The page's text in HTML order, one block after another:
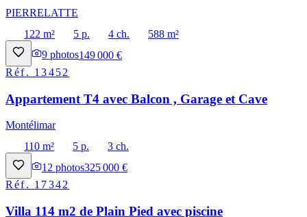
PIERRELATTE
122 m²
5 p. 4 ch.
588 m²
9 photos149 000 €
Réf. 13452
Appartement T4 avec Balcon , Garage et Cave
Montélimar
110 m²
5 p.
3 ch.
12 photos325 000 €
Réf. 17342
Villa 114 m2 de Plain Pied avec piscine